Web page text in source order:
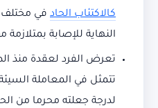
كالاكتئاب الحاد في مختلف
النهاية للإصابة بمتلازمة
تعرض الفرد لعقدة منذ
تتمثل في المعاملة
لدرجة جعلته محرما من